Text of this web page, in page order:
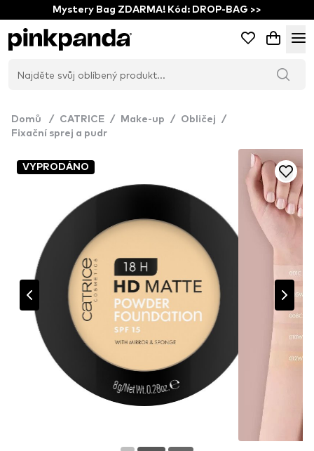
Mystery Bag ZDARMA! Kód: DROP-BAG >>
Domů / CATRICE / Make-up / Obličej
/
Fixační sprej a pudr
VYPRODÁNO